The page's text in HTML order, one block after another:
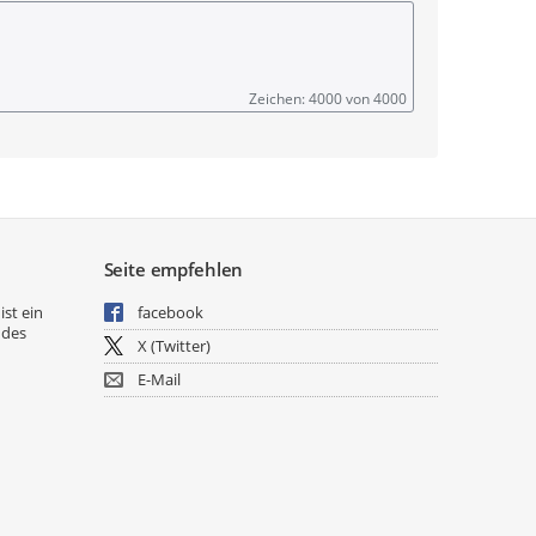
Zeichen: 4000 von 4000
ein
Seite empfehlen
facebook
X (Twitter)
E-Mail